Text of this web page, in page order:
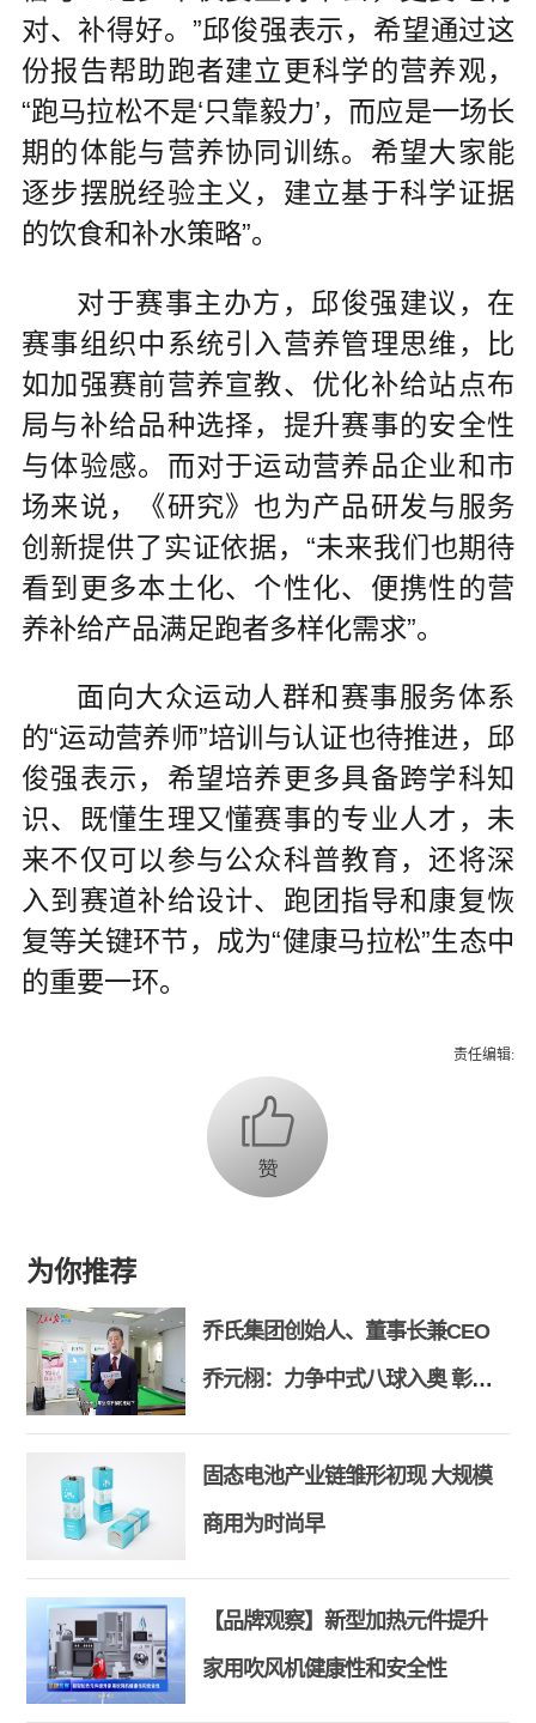
对、补得好。”邱俊强表示，希望通过这
份报告帮助跑者建立更科学的营养观，
“跑马拉松不是‘只靠毅力’，而应是一场长
期的体能与营养协同训练。希望大家能
逐步摆脱经验主义，建立基于科学证据
的饮食和补水策略”。
对于赛事主办方，邱俊强建议，在
赛事组织中系统引入营养管理思维，比
如加强赛前营养宣教、优化补给站点布
局与补给品种选择，提升赛事的安全性
与体验感。而对于运动营养品企业和市
场来说，《研究》也为产品研发与服务
创新提供了实证依据，“未来我们也期待
看到更多本土化、个性化、便携性的营
养补给产品满足跑者多样化需求”。
面向大众运动人群和赛事服务体系
的“运动营养师”培训与认证也待推进，邱
俊强表示，希望培养更多具备跨学科知
识、既懂生理又懂赛事的专业人才，未
来不仅可以参与公众科普教育，还将深
入到赛道补给设计、跑团指导和康复恢
复等关键环节，成为“健康马拉松”生态中
的重要一环。
责任编辑:
为你推荐
乔氏集团创始人、董事长兼CEO
乔元栩：力争中式八球入奥 彰显
和合共生精神
固态电池产业链雏形初现 大规模
商用为时尚早
【品牌观察】新型加热元件提升
家用吹风机健康性和安全性